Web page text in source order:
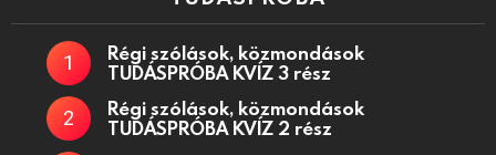
Régi szólások, közmondások
TUDÁSPRÓBA KVÍZ 3 rész
Régi szólások, közmondások
TUDÁSPRÓBA KVÍZ 2 rész